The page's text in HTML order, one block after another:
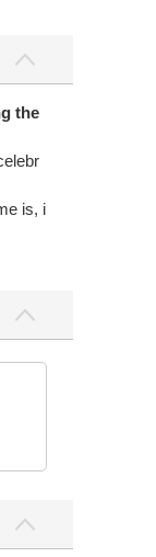
the
is, i